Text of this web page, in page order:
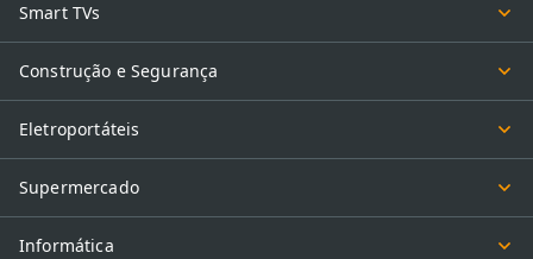
Smart TVs
Construção e Segurança
Eletroportáteis
Supermercado
Informática